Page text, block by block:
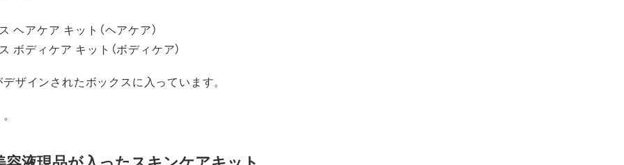
アケア キット（ヘアケア）
ディケア キット（ボディケア）
ザインされたボックスに入っています。